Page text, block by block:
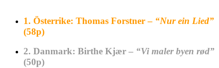
1. Österrike: Thomas Forstner – “Nur ein Lied”
(58p)
2. Danmark: Birthe Kjær – “Vi maler byen rød”
(50p)